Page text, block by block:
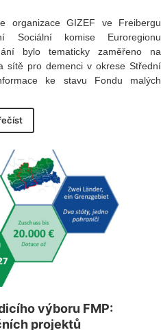
GIZEF ve Freibergu
Sociální komise Euroregionu
bylo tematicky zaměřeno na
sítě pro demenci v okrese Střední
ke stavu Fondu malých
výboru FMP:
projektů